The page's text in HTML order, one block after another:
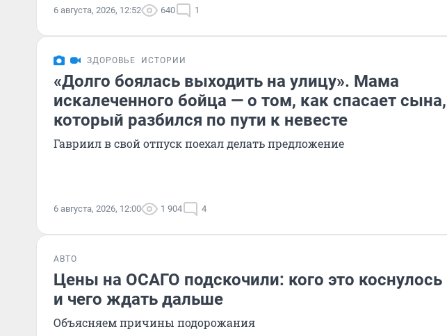
6 августа, 2026, 12:52 640 1
ЗДОРОВЬЕ ИСТОРИИ
«Долго боялась выходить на улицу». Мама
искалеченного бойца — о том, как спасает сына,
который разбился по пути к невесте
Гавриил в свой отпуск поехал делать предложение
6 августа, 2026, 12:00 1 904 4
АВТО
Цены на ОСАГО подскочили: кого это коснулось
и чего ждать дальше
Объясняем причины подорожания